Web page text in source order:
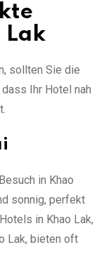
Lak
sollten Sie die
Ihr Hotel nah
in Khao
sonnig, perfekt
in Khao Lak,
Lak, bieten oft